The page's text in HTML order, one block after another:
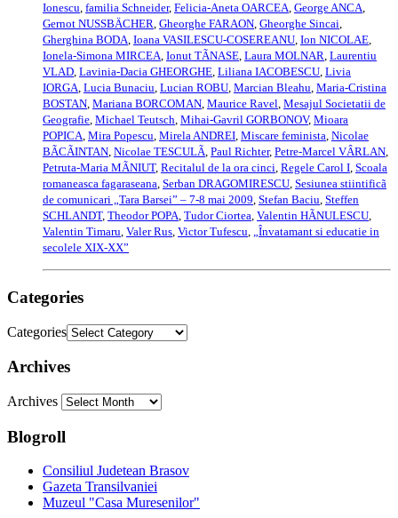
Ionescu, familia Schneider, Felicia-Aneta OARCEA, George ANCA,
Gernot NUSSBÄCHER, Gheorghe FARAON, Gheorghe Sincai,
Gherghina BODA, Ioana VASILESCU-COSEREANU, Ion NICOLAE,
Ionela-Simona MIRCEA, Ionut TÃNASE, Laura MOLNAR, Laurentiu
VLAD, Lavinia-Dacia GHEORGHE, Liliana IACOBESCU, Livia
IORGA, Lucia Bunaciu, Lucian ROBU, Marcian Bleahu, Maria-Cristina
BOSTAN, Mariana BORCOMAN, Maurice Ravel, Mesajul Societatii de
Geografie, Michael Teutsch, Mihai-Gavril GORBONOV, Mioara
POPICA, Mira Popescu, Mirela ANDREI, Miscare feminista, Nicolae
BÃCÃINTAN, Nicolae TESCULÃ, Paul Richter, Petre-Marcel VÂRLAN,
Petruta-Maria MÃNIUT, Recitalul de la ora cinci, Regele Carol I, Scoala
romaneasca fagaraseana, Serban DRAGOMIRESCU, Sesiunea stiintificã
de comunicari „Tara Barsei” – 7-8 mai 2009, Stefan Baciu, Steffen
SCHLANDT, Theodor POPA, Tudor Ciortea, Valentin HÃNULESCU,
Valentin Timaru, Valer Rus, Victor Tufescu, „Învatamant si educatie in
secolele XIX-XX”
Categories
Categories
Archives
Archives
Blogroll
Consiliul Judetean Brasov
Gazeta Transilvaniei
Muzeul "Casa Muresenilor"